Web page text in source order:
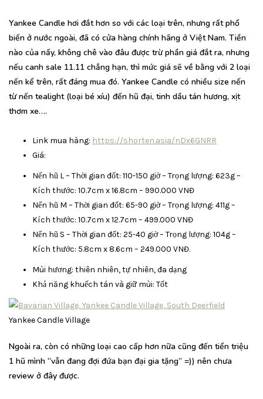
Yankee Candle hơi đắt hơn so với các loại trên, nhưng rất phổ
biến ở nước ngoài, đã có cửa hàng chính hãng ở Việt Nam. Tiền
nào của nấy, không chê vào đâu được trừ phần giá đắt ra, nhưng
nếu canh sale 11.11 chẳng hạn, thì mức giá sẽ về bằng với 2 loại
nến kể trên, rất đáng mua đó. Yankee Candle có nhiều size nến
từ nến tealight (loại bé xíu) đến hũ đại, tinh dầu tán hương, xịt
thơm xe….
Link mua hàng: https://shorten.asia/nDx6GNRR
Giá:
Nến hũ L – Thời gian đốt: 110-150 giờ – Trọng lượng: 623g –
Kích thước: 10.7cm x 16.8cm – 990.000 VNĐ
Nến hũ M – Thời gian đốt: 65-90 giờ – Trọng lượng: 411g –
Kích thước: 10.7cm x 12.7cm – 499.000 VNĐ
Nến hũ S – Thời gian đốt: 25-40 giờ – Trọng lượng: 104g –
Kích thước: 5.8cm x 8.6cm – 249.000 VNĐ.
Mùi hương: thiên nhiên, tự nhiên, đa dạng
Khả năng khuếch tán và giữ mùi: Tốt
Yankee Candle Village
Ngoài ra, còn có những loại cao cấp hơn nữa cũng đến tiển triệu
1 hũ mình “vẫn đang đợi đứa bạn đại gia tặng” =)) nên chưa
review ở đây được.